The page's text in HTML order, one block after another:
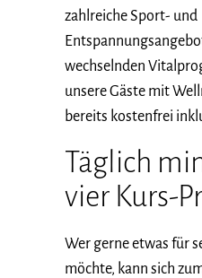
zahlreiche Sport- und
wechselnden
unsere Gäste mit
bereits kostenfrei
Täglich
vier Kurs-
Wer gerne etwas für
möchte, kann sich